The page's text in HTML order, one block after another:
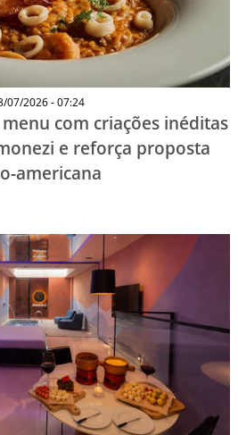
07/2026 - 07:24
com criações inéditas
e reforça proposta
americana